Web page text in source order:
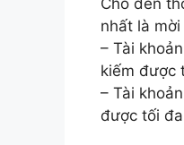
Cho đến
nhất là
– Tài
kiếm được
– Tài
được tối